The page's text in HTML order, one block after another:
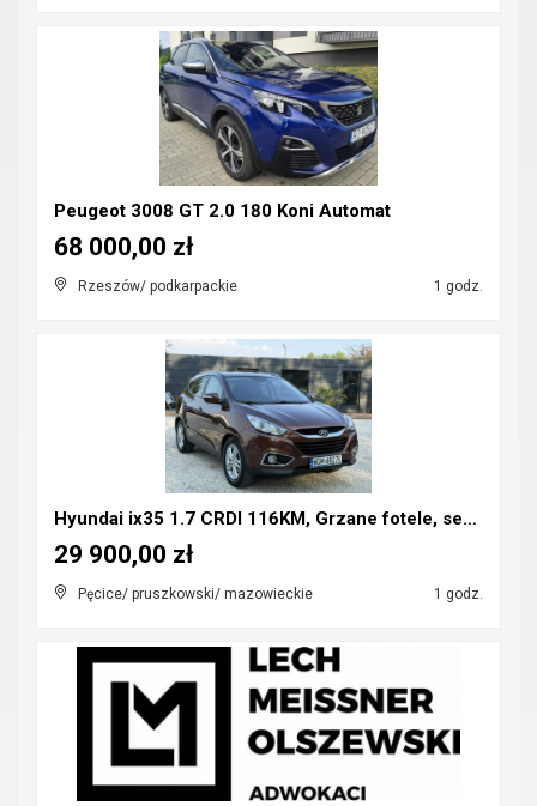
Peugeot 3008 GT 2.0 180 Koni Automat
Rzeszów/ podkarpackie 1 godz.
68 000,00 zł
Hyundai ix35 1.7 CRDI 116KM, Grzane fotele, serwis...
Pęcice/ pruszkowski/ mazowieckie 1 godz.
29 900,00 zł